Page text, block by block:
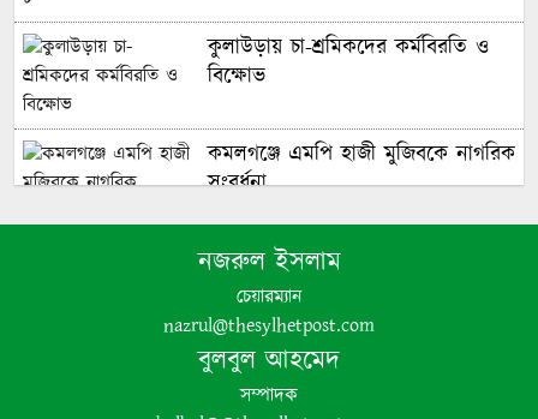
কুলাউড়ায় চা-শ্রমিকদের কর্মবিরতি ও
বিক্ষোভ
কমলগঞ্জে এমপি হাজী মুজিবকে নাগরিক
সংবর্ধনা
এমপি নাসের রহমানকে নিয়ে এআই
দিয়ে অশ্লীল ভিডিও: আরও এক আসামি
গ্রেপ্তার
নজরুল ইসলাম
চেয়ারম্যান
nazrul@thesylhetpost.com
বুলবুল আহমেদ
সম্পাদক